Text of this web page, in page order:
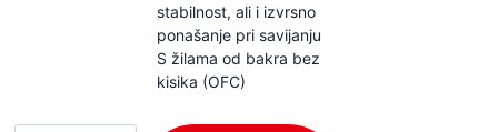
stabilnost, ali i izvrsno
ponašanje pri savijanju
S žilama od bakra bez
kisika (OFC)